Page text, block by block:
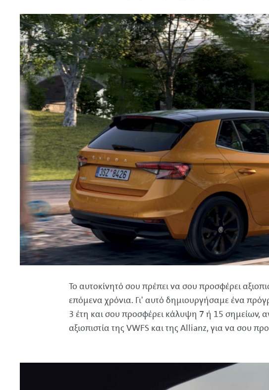
Το αυτοκίνητό σου πρέπει να σου προσφέρει
επόμενα χρόνια. Γι' αυτό δημιουργήσαμε ένα
3 έτη και σου προσφέρει κάλυψη 7 ή 15 σημείων,
αξιοπιστία της VWFSκαι της Allianz, για να σου